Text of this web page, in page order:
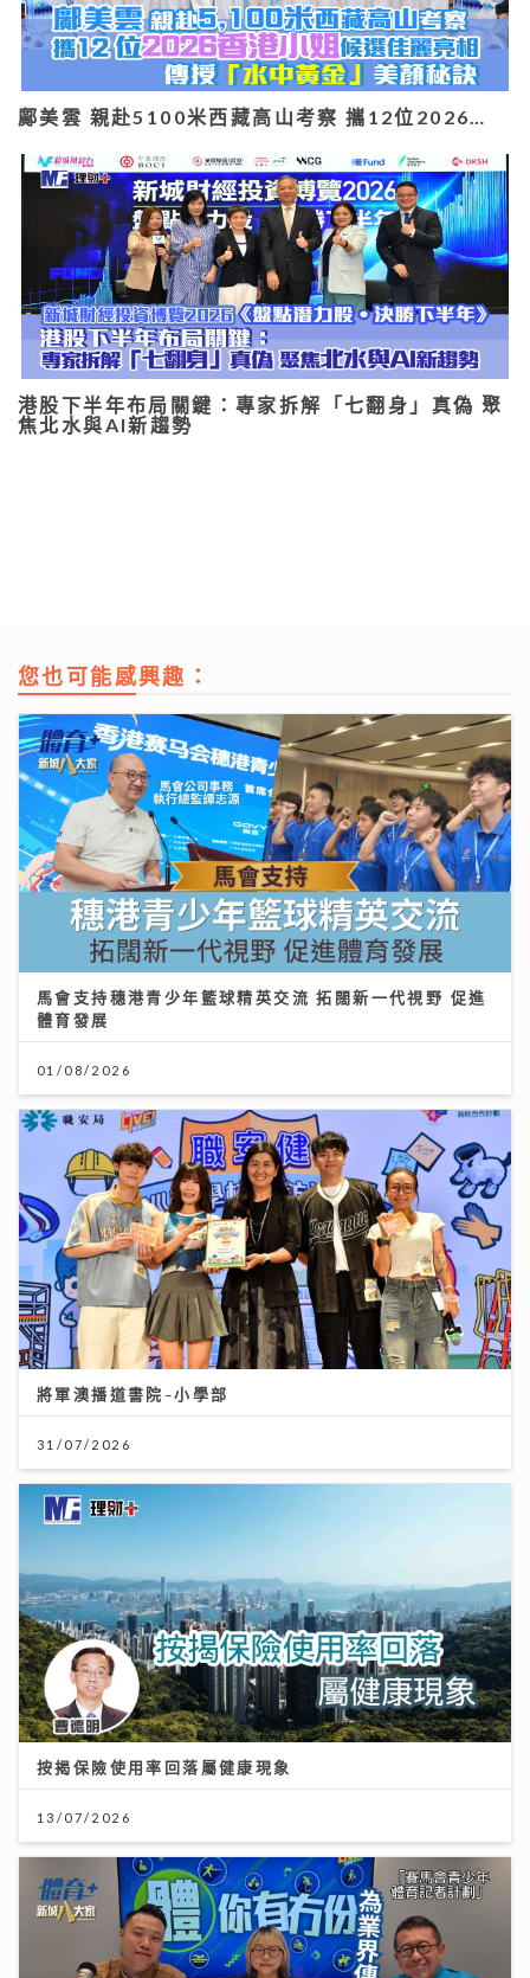
鄺美雲 親赴5100米西藏高山考察 攜12位2026…
港股下半年布局關鍵：專家拆解「七翻身」真偽 聚
焦北水與AI新趨勢
您也可能感興趣：
馬會支持穗港青少年籃球精英交流 拓闊新一代視野 促進
體育發展
01/08/2026
將軍澳播道書院-小學部
31/07/2026
按揭保險使用率回落屬健康現象
13/07/2026